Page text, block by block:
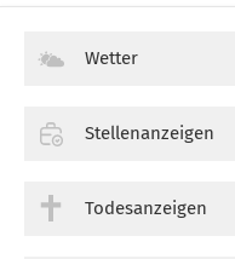
Wetter
Stellenanzeigen
Todesanzeigen